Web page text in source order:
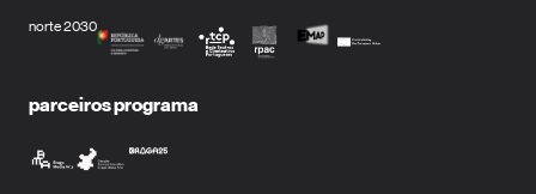
norte 2030
parceiros programa